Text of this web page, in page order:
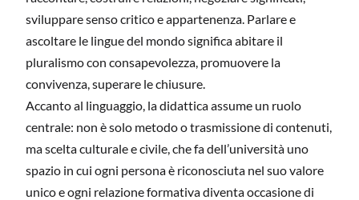
sviluppare senso critico e appartenenza. Parlare e
ascoltare le lingue del mondo significa abitare il
pluralismo con consapevolezza, promuovere la
convivenza, superare le chiusure.
Accanto al linguaggio, la didattica assume un ruolo
centrale: non è solo metodo o trasmissione di contenuti,
ma scelta culturale e civile, che fa dell’università uno
spazio in cui ogni persona è riconosciuta nel suo valore
unico e ogni relazione formativa diventa occasione di